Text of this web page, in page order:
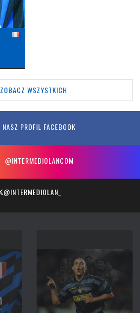
ZOBACZ WSZYSTKICH
NASZ PROFIL FACEBOOK
@INTERMEDIOLANCOM
@INTERMEDIOLAN_